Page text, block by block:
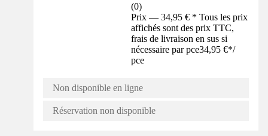
(0)
Prix — 34,95 € * Tous les prix
affichés sont des prix TTC,
frais de livraison en sus si
nécessaire par pce34,95 €*/
pce
Non disponible en ligne
Réservation non disponible